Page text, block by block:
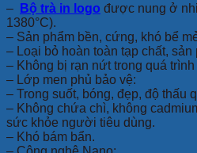
– Bộ trà in logo được nung ở
1380°C).
– Sản phẩm bền, cứng, khó bể
– Loại bỏ hoàn toàn tạp chất, sản
– Không bị rạn nứt trong quá
– Lớp men phủ bảo vệ:
– Trong suốt, bóng, đẹp, độ thấu
– Không chứa chì, không
sức khỏe người tiêu dùng.
– Khó bám bẩn.